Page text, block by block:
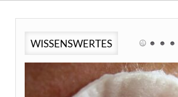
WISSENSWERTES